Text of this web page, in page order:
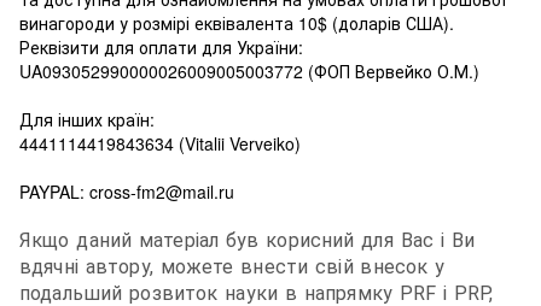
винагороди у розмірі еквівалента 10$ (доларів США).
Реквізити для оплати для України:
UA093052990000026009005003772 (ФОП Вервейко О.М.)
Для інших країн:
4441114419843634 (Vitalii Verveiko)
PAYPAL: cross-fm2@mail.ru
Якщо даний матеріал був корисний для Вас і Ви
вдячні автору, можете внести свій внесок у
подальший розвиток науки в напрямку PRF і PRP,